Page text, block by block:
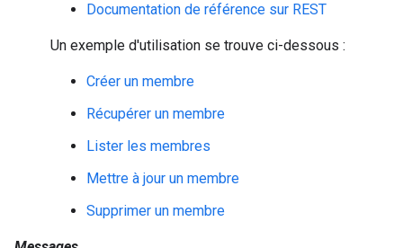
Documentation de référence sur REST
Un exemple d'utilisation se trouve ci-dessous :
Créer un membre
Récupérer un membre
Lister les membres
Mettre à jour un membre
Supprimer un membre